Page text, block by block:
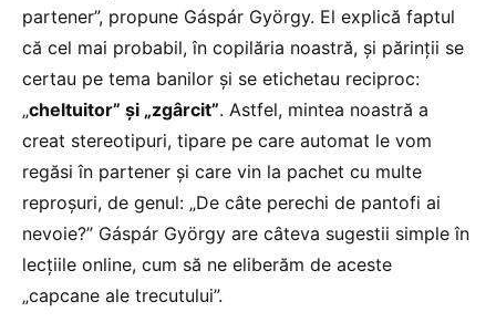
partener”, propune Gáspár György. El explică faptul
că cel mai probabil, în copilăria noastră, și părinții se
certau pe tema banilor și se etichetau reciproc:
„cheltuitor” și „zgârcit”. Astfel, mintea noastră a
creat stereotipuri, tipare pe care automat le vom
regăsi în partener și care vin la pachet cu multe
reproșuri, de genul: „De câte perechi de pantofi ai
nevoie?” Gáspár György are câteva sugestii simple în
lecțiile online, cum să ne eliberăm de aceste
„capcane ale trecutului”.